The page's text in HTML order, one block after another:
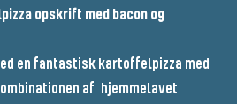
opskrift med bacon og
en fantastisk kartoffelpizza med
af hjemmelavet